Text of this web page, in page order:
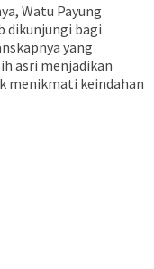
Watu Payung
dikunjungi bagi
yang
asri menjadikan
menikmati keindahan